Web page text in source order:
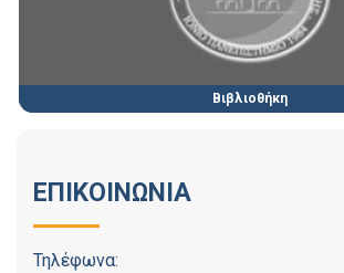
Βιβλιοθήκη
ΕΠΙΚΟΙΝΩΝΙΑ
Τηλέφωνα: